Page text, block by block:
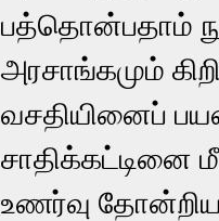
பத்தொன்பதாம்
அரசாங்கமும்
வசதியினைப்
சாதிக்கட்டினை
உணர்வு